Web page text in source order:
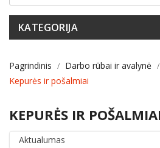
KATEGORIJA
Pagrindinis Darbo rūbai ir avalynė
Kepurės ir pošalmiai
KEPURĖS IR
Aktualumas